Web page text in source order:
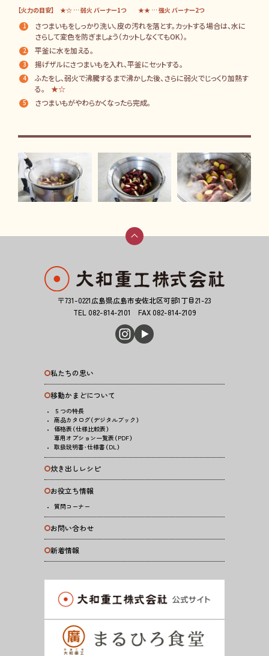
商品カタログ（デジタルブック）
価格表（仕様比較表）
専用オプション一覧表（PDF）
取扱説明書・仕様書（ＰＤＦ）
炊き出しレシピ
お役立ち情報
質問コーナー
新着情報
【火力の目安】 ★☆ … 弱火 バーナー1つ ★★ … 強火 バーナー2つ
さつまいもをしっかり洗い、皮の汚れを落とす。カットする場合は、水に
さらして変色を防ぎましょう（カットしなくてもOK）。
平釜に水を加える。
揚げザルにさつまいもを入れ、平釜にセットする。
ふたをし、弱火で沸騰するまで沸かした後、さらに弱火でじっくり加熱す
る。
★☆
さつまいもがやわらかくなったら完成。
〒731-0221広島県広島市安佐北区可部1丁目21-23
TEL 082-814-2101 FAX 082-814-2109
私たちの思い
移動かまどについて
５つの特長
商品カタログ（デジタルブック）
価格表（仕様比較表）
専用オプション一覧表（PDF）
取扱説明書・仕様書（DL）
炊き出しレシピ
お役立ち情報
質問コーナー
お問い合わせ
新着情報